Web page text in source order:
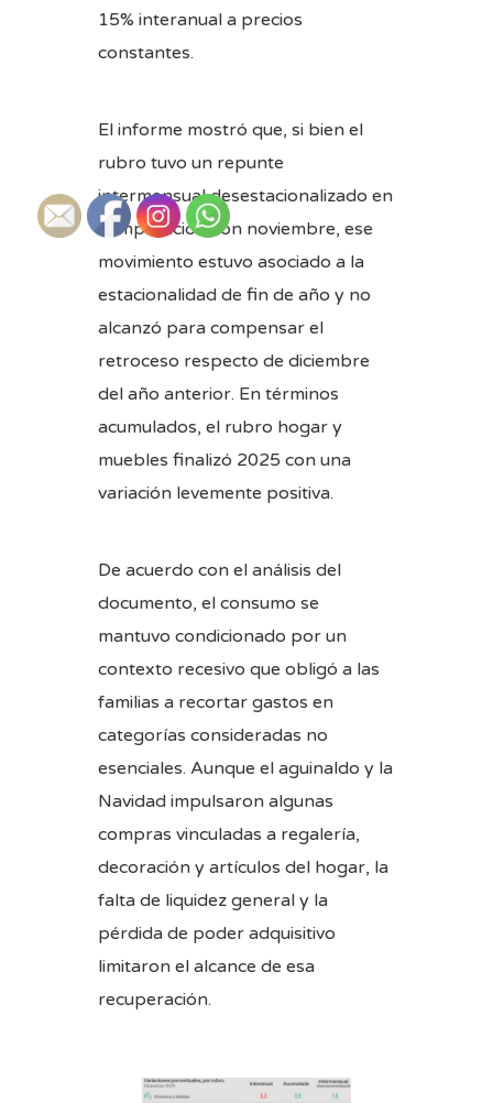
15% interanual a precios
constantes.
El informe mostró que, si bien el
rubro tuvo un repunte
intermensual desestacionalizado en
comparación con noviembre, ese
movimiento estuvo asociado a la
estacionalidad de fin de año y no
alcanzó para compensar el
retroceso respecto de diciembre
del año anterior. En términos
acumulados, el rubro hogar y
muebles finalizó 2025 con una
variación levemente positiva.
De acuerdo con el análisis del
documento, el consumo se
mantuvo condicionado por un
contexto recesivo que obligó a las
familias a recortar gastos en
categorías consideradas no
esenciales. Aunque el aguinaldo y la
Navidad impulsaron algunas
compras vinculadas a regalería,
decoración y artículos del hogar, la
falta de liquidez general y la
pérdida de poder adquisitivo
limitaron el alcance de esa
recuperación.